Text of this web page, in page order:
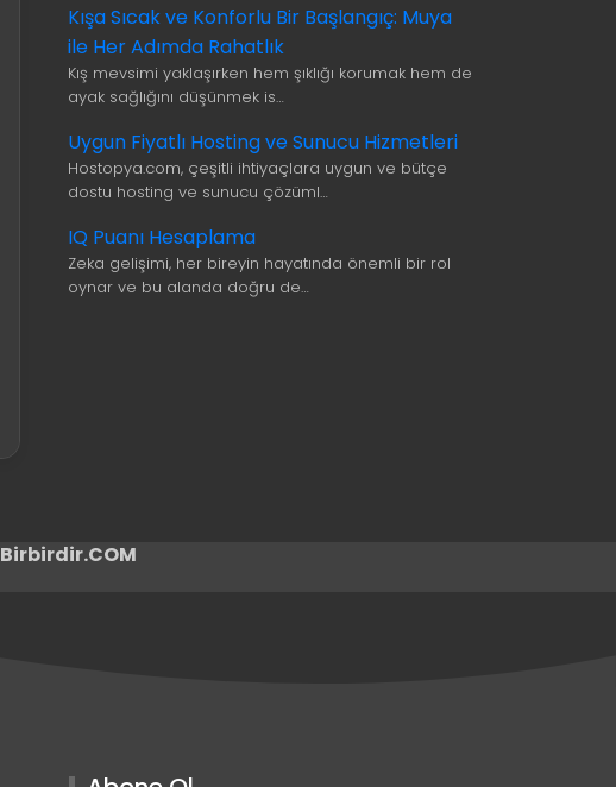
Kışa Sıcak ve Konforlu Bir Başlangıç: Muya
ile Her Adımda Rahatlık
Kış mevsimi yaklaşırken hem şıklığı korumak hem de
ayak sağlığını düşünmek is…
Uygun Fiyatlı Hosting ve Sunucu Hizmetleri
Hostopya.com, çeşitli ihtiyaçlara uygun ve bütçe
dostu hosting ve sunucu çözüml…
IQ Puanı Hesaplama
Zeka gelişimi, her bireyin hayatında önemli bir rol
oynar ve bu alanda doğru de…
Birbirdir.COM